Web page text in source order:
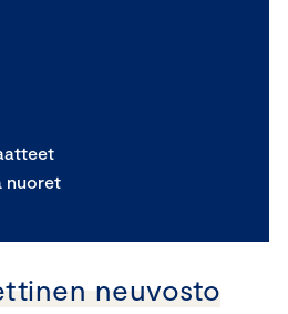
nuoret
neuvosto